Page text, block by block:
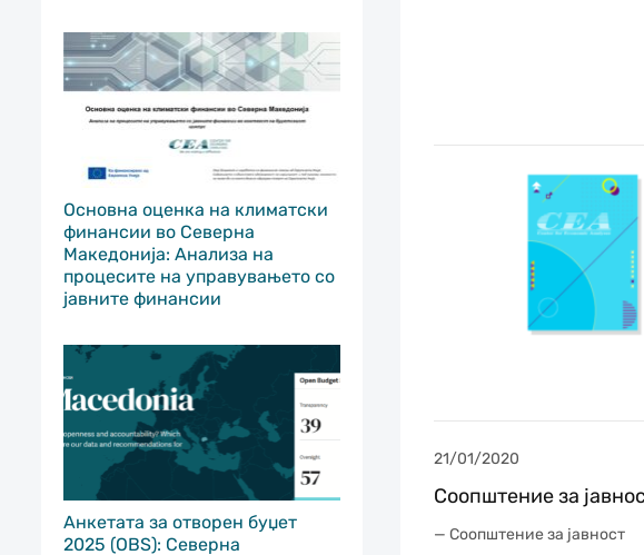
Основна оценка на климатски
финансии во Северна
Македонија: Анализа на
процесите на управувањето со
јавните финансии
Анкетата за отворен буџет
2025 (OBS): Северна
21/01/2020
Соопштение за
— Соопштение за јавност